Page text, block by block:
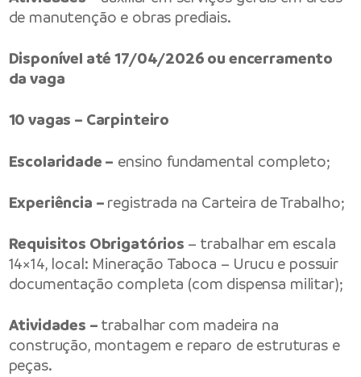
de manutenção e obras prediais.
Disponível até 17/04/2026 ou encerramento
da vaga
10 vagas – Carpinteiro
Escolaridade – ensino fundamental completo;
Experiência – registrada na Carteira de Trabalho;
Requisitos Obrigatórios – trabalhar em escala
14×14, local: Mineração Taboca – Urucu e possuir
documentação completa (com dispensa militar);
Atividades – trabalhar com madeira na
construção, montagem e reparo de estruturas e
peças.